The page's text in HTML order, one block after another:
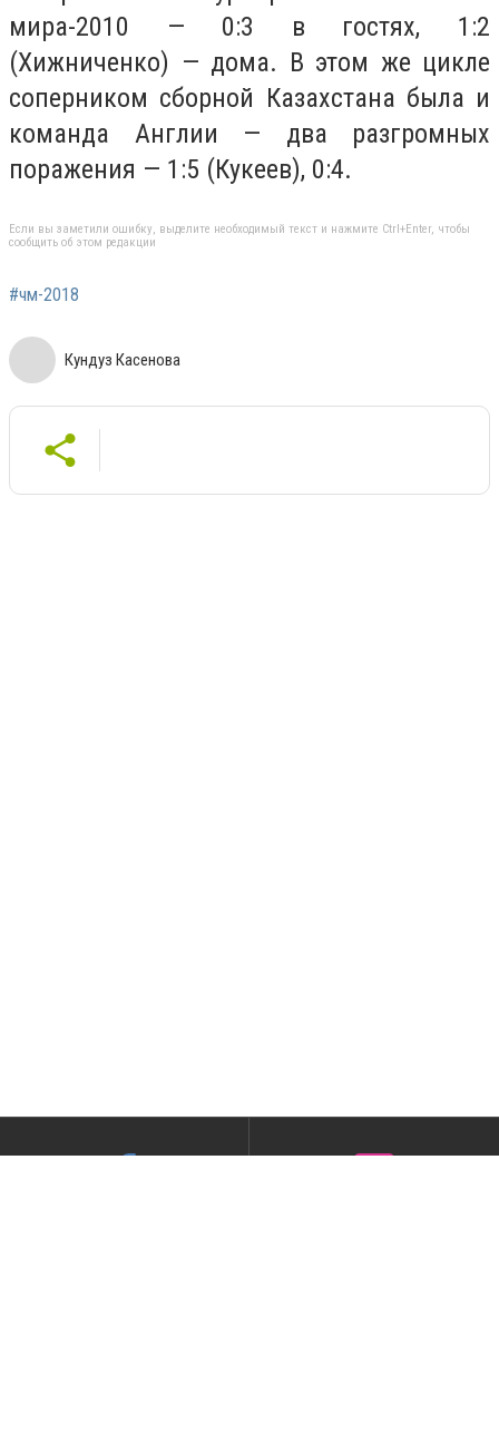
мира-2010 — 0:3 в гостях, 1:2
(Хижниченко) — дома. В этом же цикле
соперником сборной Казахстана была и
команда Англии — два разгромных
поражения — 1:5 (Кукеев), 0:4.
Если вы заметили ошибку, выделите необходимый текст и нажмите Ctrl+Enter, чтобы
сообщить об этом редакции
#чм-2018
Кундуз Касенова